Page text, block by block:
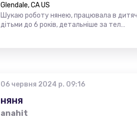
Glendale, CA US
Шукаю роботу нянею, працювала в
дітьми до 6 років, детальніше за тел…
06 червня 2024 р. 09:16
няня
anahit